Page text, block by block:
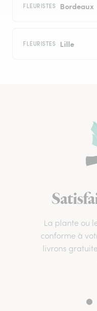
FLEURISTES Bordeaux
FLEURISTES Lille
La plante ou
conforme à
livrons